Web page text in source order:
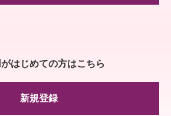
はじめての方はこちら
新規登録